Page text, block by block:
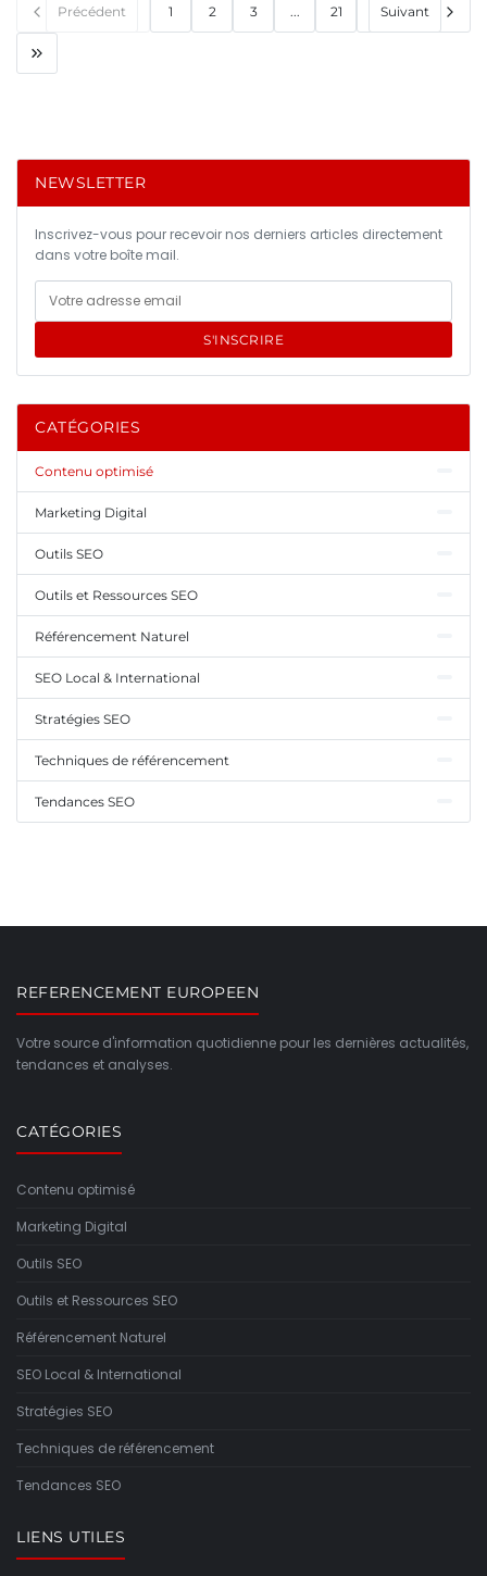
Précédent 1 2 3 ... 21 Suivant
NEWSLETTER
Inscrivez-vous pour recevoir nos derniers articles directement
dans votre boîte mail.
S'INSCRIRE
CATÉGORIES
Contenu optimisé
Marketing Digital
Outils SEO
Outils et Ressources SEO
Référencement Naturel
SEO Local & International
Stratégies SEO
Techniques de référencement
Tendances SEO
REFERENCEMENT EUROPEEN
Votre source d'information quotidienne pour les dernières actualités,
tendances et analyses.
CATÉGORIES
Contenu optimisé
Marketing Digital
Outils SEO
Outils et Ressources SEO
Référencement Naturel
SEO Local & International
Stratégies SEO
Techniques de référencement
Tendances SEO
LIENS UTILES